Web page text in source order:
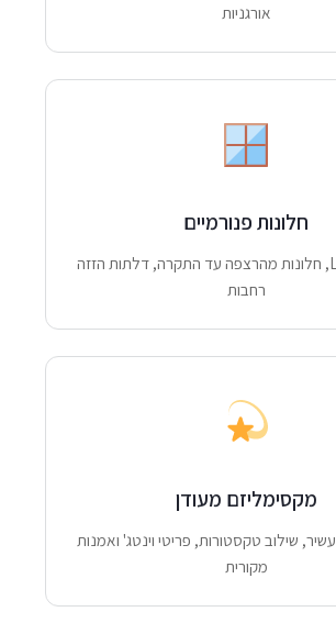
אורגניות
חלונות פנורמיים
זכוכית Low-E, חלונות מהרצפה עד התקרה, דלתות הזזה
רחבות
מקסימליזם מעודן
שילוב טקסטורות, פריטי וינטג' ואמנות
מקורית